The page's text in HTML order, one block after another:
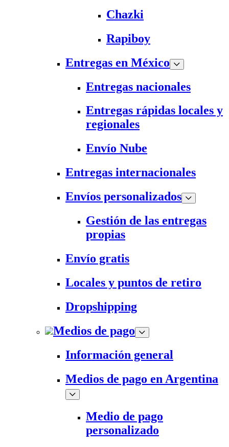
Chazki
Rapiboy
Entregas en México
Entregas nacionales
Entregas rápidas locales y
regionales
Envío Nube
Entregas internacionales
Envíos personalizados
Gestión de las entregas
propias
Envío gratis
Locales y puntos de retiro
Dropshipping
Medios de pago
Información general
Medios de pago en Argentina
Medio de pago
personalizado